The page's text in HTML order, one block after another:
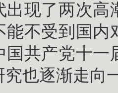
出现了两次
能不受到国
国共产党十
究也逐渐走向